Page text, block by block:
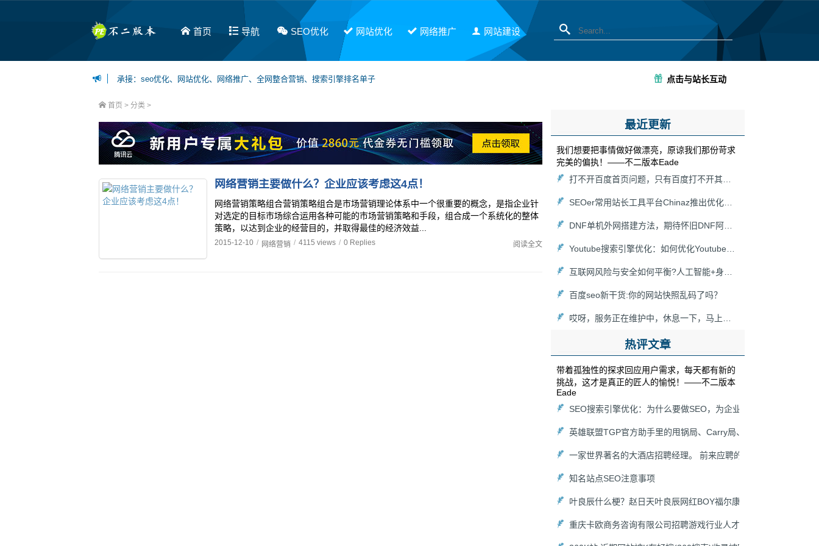
首页 导航 SEO优化 网站优化 网络推广 网站建设
承接：seo优化、网站优化、网络推广、全网整合营销、搜索引擎排名单子
点击与站长互动
首页 > 分类 >
网络营销主要做什么？企业应该考虑这4点！
网络营销策略组合营销策略组合是市场营销理论体系中一个很重要的概念，是指企业针
对选定的目标市场综合运用各种可能的市场营销策略和手段，组合成一个系统化的整体
策略，以达到企业的经营目的，并取得最佳的经济效益...
2015-12-10 / 网络营销 / 4115 views / 0 Replies 阅读全文
最近更新
我们想要把事情做好做漂亮，原谅我们那份苛求
完美的偏执！——不二版本Eade
打不开百度首页问题，只有百度打不开其他能打开怎么解决？
SEOer常用站长工具平台Chinaz推出优化关键词在线分析挖掘生成功能工具集
DNF单机外网搭建方法，期待怀旧DNF阿拉德大陆回归！
Youtube搜索引擎优化：如何优化Youtube搜索算法
互联网风险与安全如何平衡?人工智能+身份认证
百度seo新干货:你的网站快照乱码了吗？
哎呀，服务正在维护中，休息一下，马上回来！[新浪博客维护]
热评文章
带着孤独性的探求回应用户需求，每天都有新的
挑战，这才是真正的匠人的愉悦！——不二版本
Eade
SEO搜索引擎优化：为什么要做SEO，为企业能带来什么价值（
英雄联盟TGP官方助手里的甩锅局、Carry局、尽力局、浪输局是
一家世界著名的大酒店招聘经理。 前来应聘的人非常多，老板想
知名站点SEO注意事项
叶良辰什么梗？赵日天叶良辰网红BOY福尔康来袭！
重庆卡欧商务咨询有限公司招聘游戏行业人才